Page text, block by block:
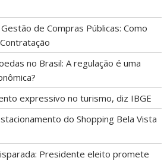
de Compras Públicas: Como
no Brasil: A regulação é uma
expressivo no turismo, diz IBGE
do Shopping Bela Vista
Presidente eleito promete